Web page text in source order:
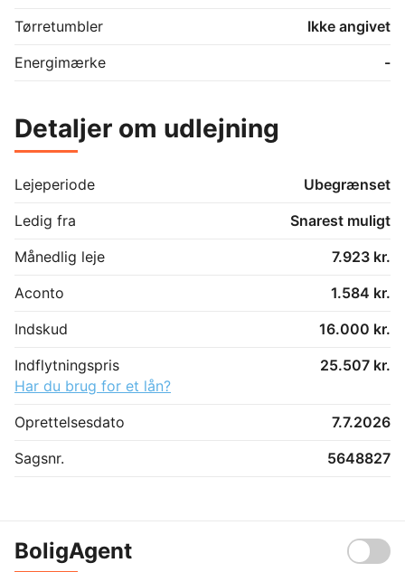
Tørretumbler
Ikke angivet
Energimærke
-
Detaljer om udlejning
Lejeperiode
Ubegrænset
Ledig fra
Snarest muligt
Månedlig leje
7.923 kr.
Aconto
1.584 kr.
Indskud
16.000 kr.
Indflytningspris
25.507 kr.
Har du brug for et lån?
Oprettelsesdato
7.7.2026
Sagsnr.
5648827
BoligAgent